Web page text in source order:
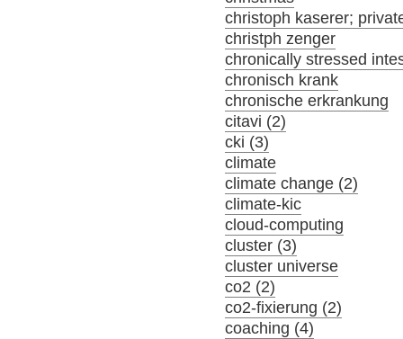
christoph kaserer;
christph zenger
chronically stressed
chronisch krank
chronische erkrankung
citavi (2)
cki (3)
climate
climate change (2)
climate-kic
cloud-computing
cluster (3)
cluster universe
co2 (2)
co2-fixierung (2)
coaching (4)